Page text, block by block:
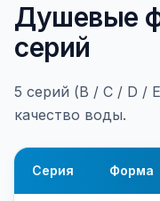
Душевые
серий
5 серий (B / C / D /
качество воды.
Серия Форма